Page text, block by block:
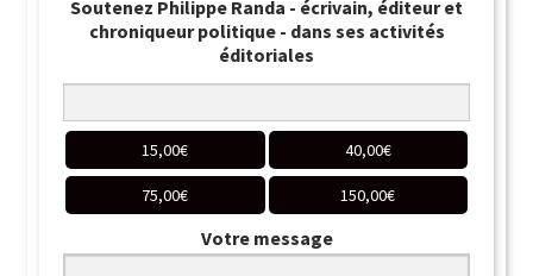
Soutenez Philippe Randa - écrivain, éditeur et
chroniqueur politique - dans ses activités
éditoriales
15,00€ 40,00€
75,00€ 150,00€
Votre message